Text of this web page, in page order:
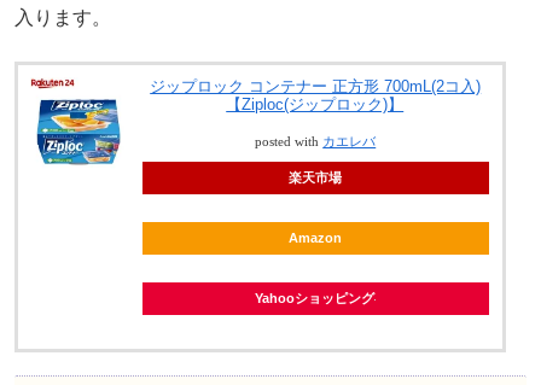
入ります。
ジップロック コンテナー 正方形 700mL(2コ入)
【Ziploc(ジップロック)】
posted with カエレバ
楽天市場
Amazon
Yahooショッピング